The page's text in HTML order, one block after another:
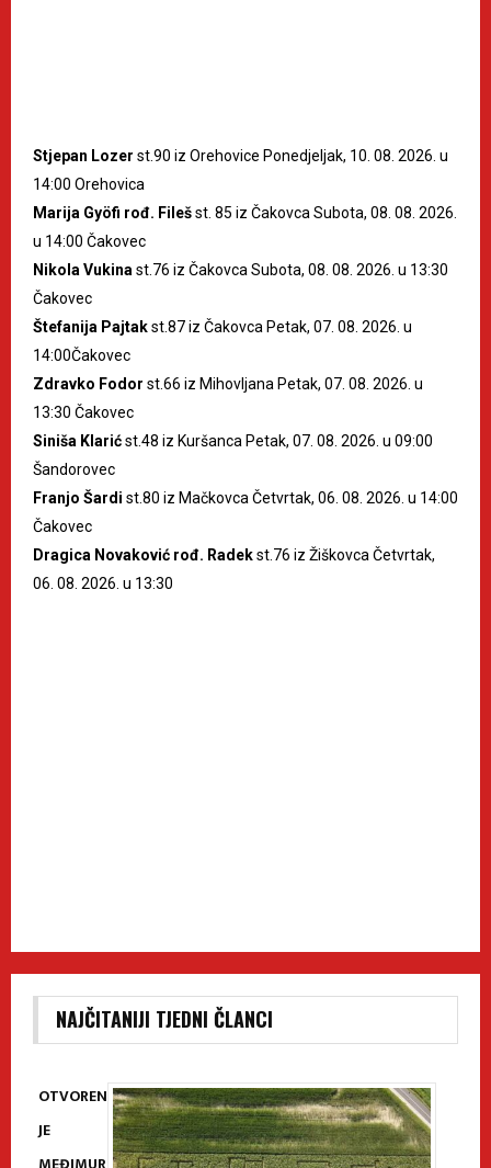
Stjepan Lozer st.90 iz Orehovice Ponedjeljak, 10. 08. 2026. u
14:00 Orehovica
Marija Gyöfi rođ. Filešst. 85 iz Čakovca Subota, 08. 08. 2026.
u 14:00 Čakovec
Nikola Vukina st.76 iz Čakovca Subota, 08. 08. 2026. u 13:30
Čakovec
Štefanija Pajtakst.87 iz Čakovca Petak, 07. 08. 2026. u
14:00Čakovec
Zdravko Fodor st.66 iz Mihovljana Petak, 07. 08. 2026. u
13:30 Čakovec
Siniša Klarićst.48 iz Kuršanca Petak, 07. 08. 2026. u 09:00
Šandorovec
Franjo Šardi st.80 iz Mačkovca Četvrtak, 06. 08. 2026. u 14:00
Čakovec
Dragica Novaković rođ. Radekst.76 iz Žiškovca Četvrtak,
06. 08. 2026. u 13:30
NAJČITANIJI TJEDNI ČLANCI
OTVOREN
JE